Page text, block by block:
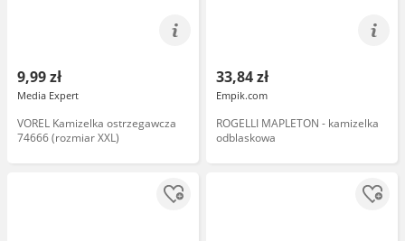
9,99 zł
Media Expert
VOREL Kamizelka ostrzegawcza
74666 (rozmiar XXL)
33,84 zł
Empik.com
ROGELLI MAPLETON - kamizelka
odblaskowa